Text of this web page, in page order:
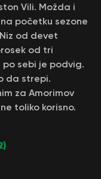
Vili. Možda i
početku sezone
od devet
od tri
sebi je podvig.
da strepi.
za Amorimov
toliko korisno.